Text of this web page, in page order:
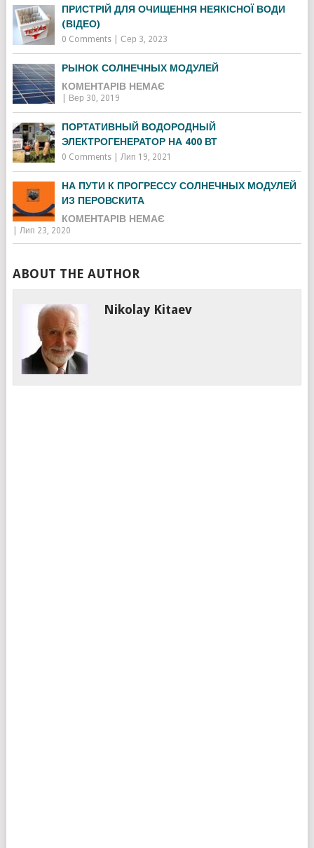
ПРИСТРІЙ ДЛЯ ОЧИЩЕННЯ НЕЯКІСНОЇ ВОДИ
(ВІДЕО)
0 Comments| Сер 3, 2023
РЫНОК СОЛНЕЧНЫХ МОДУЛЕЙ
КОМЕНТАРІВ НЕМАЄ
Вер 30, 2019
ПОРТАТИВНЫЙ ВОДОРОДНЫЙ
ЭЛЕКТРОГЕНЕРАТОР НА 400 ВТ
0 Comments| Лип 19, 2021
НА ПУТИ К ПРОГРЕССУ СОЛНЕЧНЫХ МОДУЛЕЙ
ИЗ ПЕРОВСКИТА
КОМЕНТАРІВ НЕМАЄ
Лип 23, 2020
ABOUT THE AUTHOR
Nikolay Kitaev